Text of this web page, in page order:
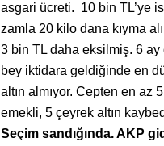
asgari ücreti. 10 bin TL’ye
zamla 20 kilo dana kıyma
3 bin TL daha eksilmiş. 6 ay
bey iktidara geldiğinde en
altın almıyor. Cepten en az
emekli, 5 çeyrek altın
Seçim sandığında. AKP